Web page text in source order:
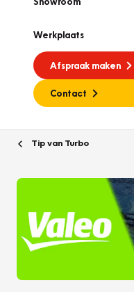
Werkplaats
Afspraak maken
Contact
Tip van Turbo